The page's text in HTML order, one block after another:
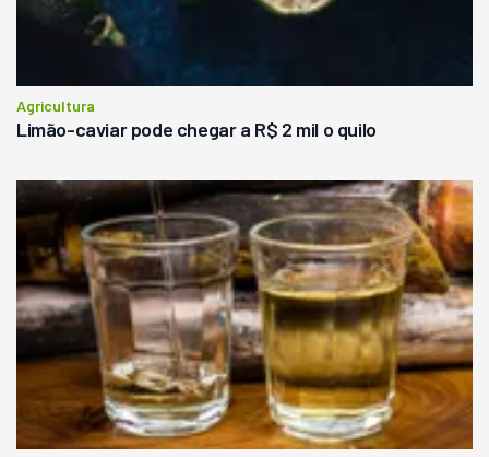
Agricultura
Limão-caviar pode chegar a R$ 2 mil o quilo